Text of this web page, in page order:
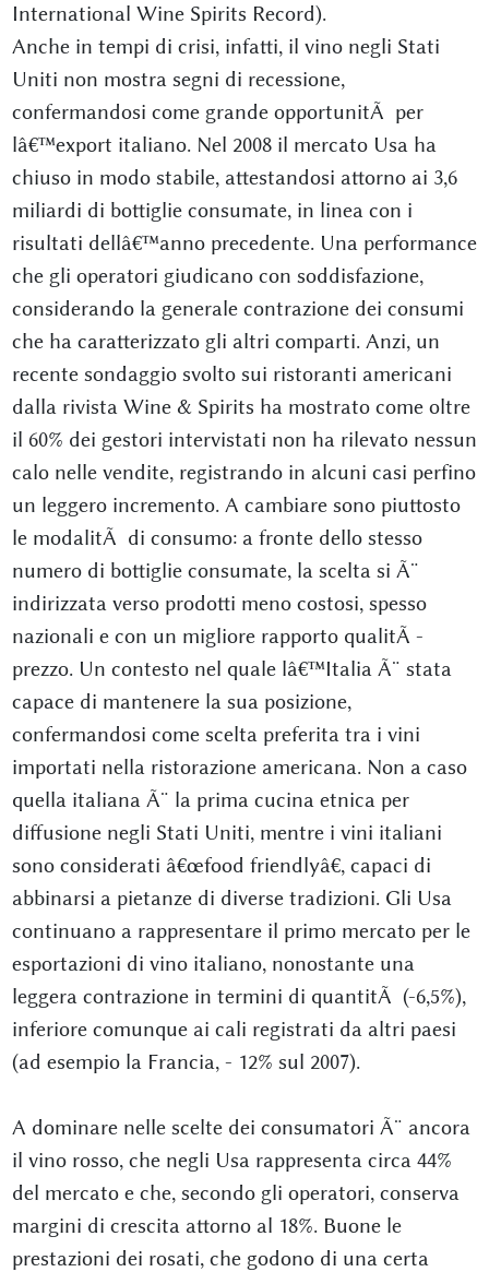
International Wine Spirits Record).
Anche in tempi di crisi, infatti, il vino negli Stati
Uniti non mostra segni di recessione,
confermandosi come grande opportunitÃ per
lâ€™export italiano. Nel 2008 il mercato Usa ha
chiuso in modo stabile, attestandosi attorno ai 3,6
miliardi di bottiglie consumate, in linea con i
risultati dellâ€™anno precedente. Una performance
che gli operatori giudicano con soddisfazione,
considerando la generale contrazione dei consumi
che ha caratterizzato gli altri comparti. Anzi, un
recente sondaggio svolto sui ristoranti americani
dalla rivista Wine & Spirits ha mostrato come oltre
il 60% dei gestori intervistati non ha rilevato nessun
calo nelle vendite, registrando in alcuni casi perfino
un leggero incremento. A cambiare sono piuttosto
le modalitÃ di consumo: a fronte dello stesso
numero di bottiglie consumate, la scelta si Ã¨
indirizzata verso prodotti meno costosi, spesso
nazionali e con un migliore rapporto qualitÃ -
prezzo. Un contesto nel quale lâ€™Italia Ã¨ stata
capace di mantenere la sua posizione,
confermandosi come scelta preferita tra i vini
importati nella ristorazione americana. Non a caso
quella italiana Ã¨ la prima cucina etnica per
diffusione negli Stati Uniti, mentre i vini italiani
sono considerati â€œfood friendlyâ€, capaci di
abbinarsi a pietanze di diverse tradizioni. Gli Usa
continuano a rappresentare il primo mercato per le
esportazioni di vino italiano, nonostante una
leggera contrazione in termini di quantitÃ (-6,5%),
inferiore comunque ai cali registrati da altri paesi
(ad esempio la Francia, - 12% sul 2007).
A dominare nelle scelte dei consumatori Ã¨ ancora
il vino rosso, che negli Usa rappresenta circa 44%
del mercato e che, secondo gli operatori, conserva
margini di crescita attorno al 18%. Buone le
prestazioni dei rosati, che godono di una certa